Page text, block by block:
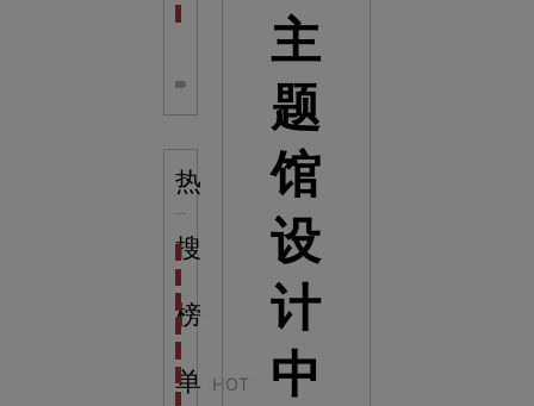
全息体验馆设计：打造身临其境的奇妙世界
热
搜
榜
单 HOT
科学梦成功中标公主岭市科技馆新馆项目
科学梦中标中国科学技术馆2022年中国流动科技馆
科学梦中标洛阳市科学技术馆展品采购项目
科学梦中标方城县科技馆展厅升级项目
科学梦中标濮阳县科技馆公共安全体验馆项目
科学梦集团中标广西大学海洋科教馆项目
主
题
馆
设
计
中